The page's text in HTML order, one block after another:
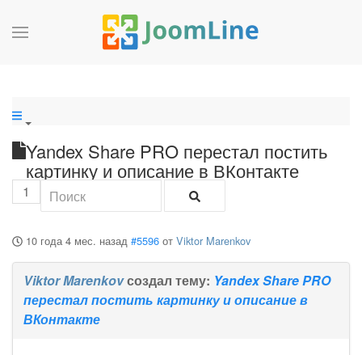
Yandex Share PRO перестал постить
картинку и описание в ВКонтакте
1
10 года 4 мес. назад #5596 от Viktor Marenkov
Viktor Marenkovсоздал тему: Yandex Share PRO
перестал постить картинку и описание в
ВКонтакте